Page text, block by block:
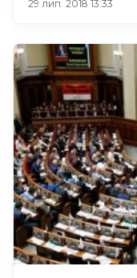
29 лип. 2018 13:33